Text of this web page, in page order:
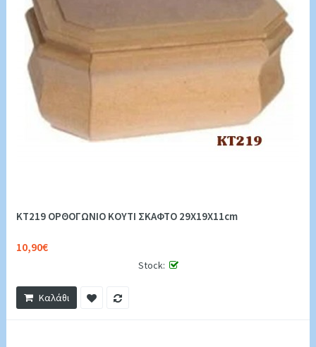
KT219 ΟΡΘΟΓΩΝΙΟ ΚΟΥΤΙ ΣΚΑΦΤΟ 29Χ19Χ11cm
10,90€
Stock:
Καλάθι